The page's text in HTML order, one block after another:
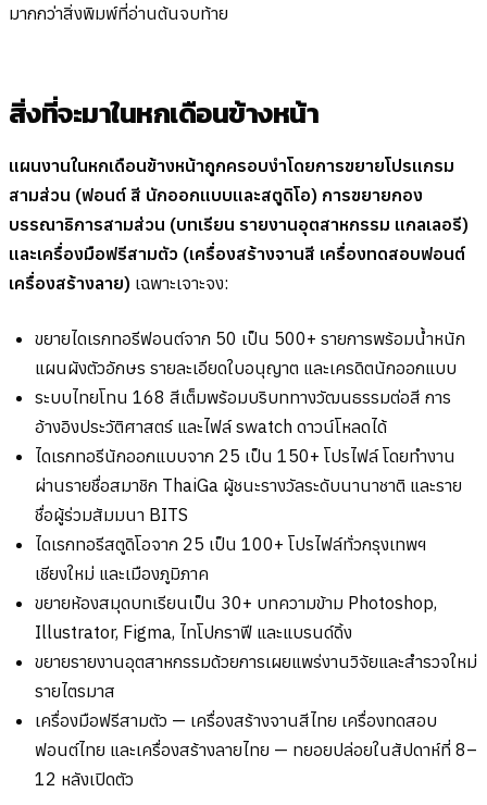
มากกว่าสิ่งพิมพ์ที่อ่านต้นจบท้าย
สิ่งที่จะมาในหกเดือนข้างหน้า
แผนงานในหกเดือนข้างหน้าถูกครอบงำโดยการขยายโปรแกรม
สามส่วน (ฟอนต์ สี นักออกแบบและสตูดิโอ) การขยายกอง
บรรณาธิการสามส่วน (บทเรียน รายงานอุตสาหกรรม แกลเลอรี)
และเครื่องมือฟรีสามตัว (เครื่องสร้างจานสี เครื่องทดสอบฟอนต์
เครื่องสร้างลาย) เฉพาะเจาะจง:
ขยายไดเรกทอรีฟอนต์จาก 50 เป็น 500+ รายการพร้อมน้ำหนัก
แผนผังตัวอักษร รายละเอียดใบอนุญาต และเครดิตนักออกแบบ
ระบบไทยโทน 168 สีเต็มพร้อมบริบททางวัฒนธรรมต่อสี การ
อ้างอิงประวัติศาสตร์ และไฟล์ swatch ดาวน์โหลดได้
ไดเรกทอรีนักออกแบบจาก 25 เป็น 150+ โปรไฟล์ โดยทำงาน
ผ่านรายชื่อสมาชิก ThaiGa ผู้ชนะรางวัลระดับนานาชาติ และราย
ชื่อผู้ร่วมสัมมนา BITS
ไดเรกทอรีสตูดิโอจาก 25 เป็น 100+ โปรไฟล์ทั่วกรุงเทพฯ
เชียงใหม่ และเมืองภูมิภาค
ขยายห้องสมุดบทเรียนเป็น 30+ บทความข้าม Photoshop,
Illustrator, Figma, ไทโปกราฟี และแบรนด์ดิ้ง
ขยายรายงานอุตสาหกรรมด้วยการเผยแพร่งานวิจัยและสำรวจใหม่
รายไตรมาส
เครื่องมือฟรีสามตัว — เครื่องสร้างจานสีไทย เครื่องทดสอบ
ฟอนต์ไทย และเครื่องสร้างลายไทย — ทยอยปล่อยในสัปดาห์ที่ 8–
12 หลังเปิดตัว